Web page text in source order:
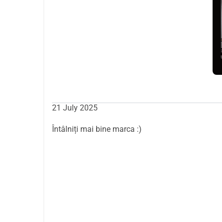
Ofer 20% din profitul net pe suma investită.
Investitorii interesați - cei dornici de mai multe
Îți mulțumesc că ești și pentru sprijinul tău :)
21 July 2025
Întâlniți mai bine marca :)